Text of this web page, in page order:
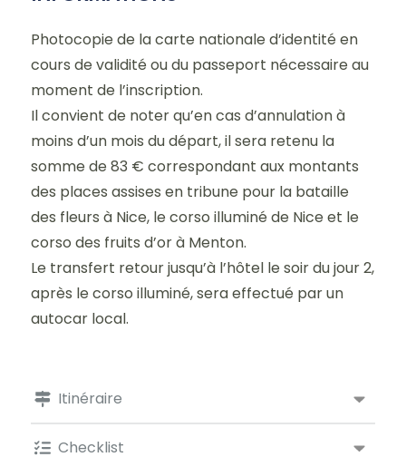
Itinéraire
Checklist
Photocopie de la carte nationale d’identité en
cours de validité ou du passeport nécessaire au
moment de l’inscription.
Il convient de noter qu’en cas d’annulation à
moins d’un mois du départ, il sera retenu la
somme de 83 € correspondant aux montants
des places assises en tribune pour la bataille
des fleurs à Nice, le corso illuminé de Nice et le
corso des fruits d’or à Menton.
Le transfert retour jusqu’à l’hôtel le soir du jour 2,
après le corso illuminé, sera effectué par un
autocar local.